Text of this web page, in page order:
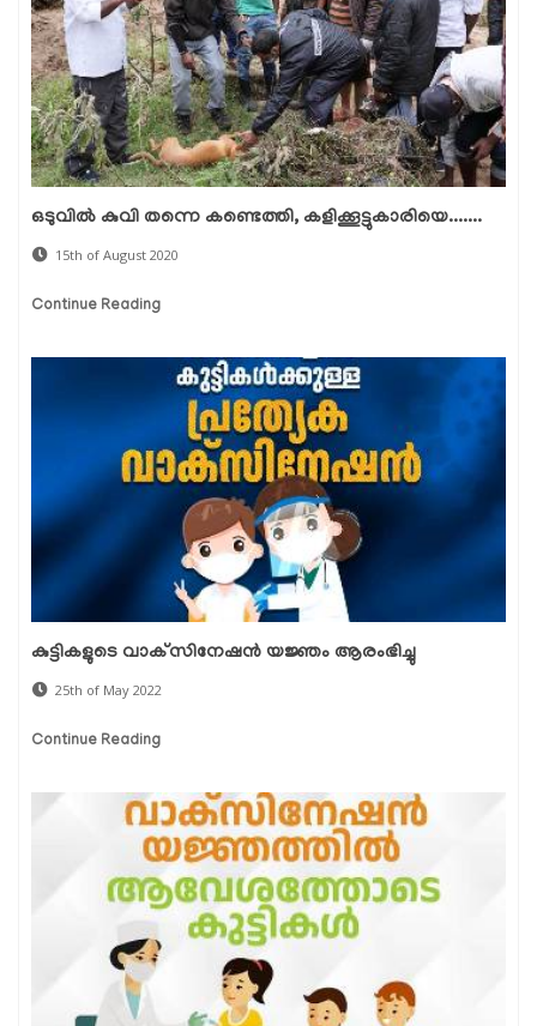
ഒടുവില്‍ കുവി തന്നെ കണ്ടെത്തി, കളിക്കൂട്ടുകാരിയെ.......
15th of August 2020
Continue Reading
കുട്ടികളുടെ വാക്‌സിനേഷന്‍ യജ്ഞം ആരംഭിച്ചു
25th of May 2022
Continue Reading